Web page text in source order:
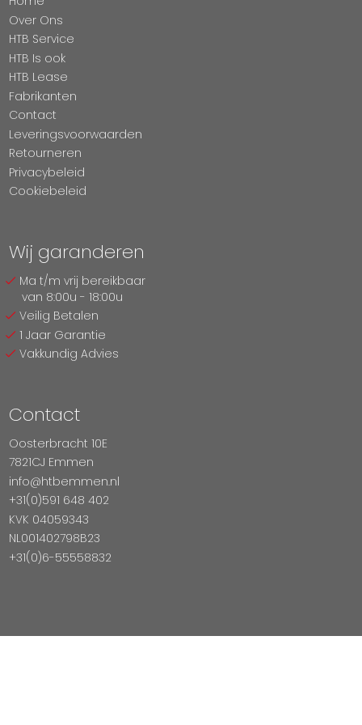
Over Ons
HTB Service
HTB Is ook
HTB Lease
Fabrikanten
Contact
Leveringsvoorwaarden
Retourneren
Privacybeleid
Cookiebeleid
Wij garanderen
Ma t/m vrij bereikbaar
van 8:00u - 18:00u
Veilig Betalen
1 Jaar Garantie
Vakkundig Advies
Contact
Oosterbracht 10E
7821CJ Emmen
info@htbemmen.nl
+31(0)591 648 402
KVK 04059343
NL001402798B23
+31(0)6-55558832